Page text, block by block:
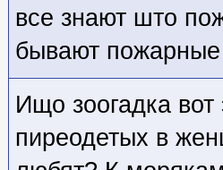
все знают што
бывают пожарные
Ищо зоогадка
пиреодетых в